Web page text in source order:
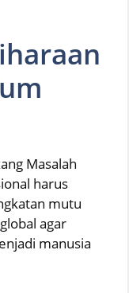
Masalah
harus
mutu
agar
manusia